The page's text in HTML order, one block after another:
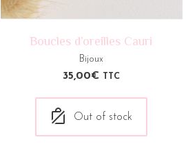
Boucles d’oreilles Cauri
Bijoux
35,00€ TTC
Out of stock